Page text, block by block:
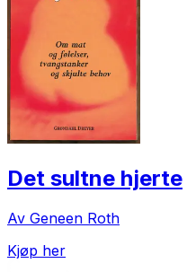
Det sultne hjerte
Av Geneen Roth
Kjøp her